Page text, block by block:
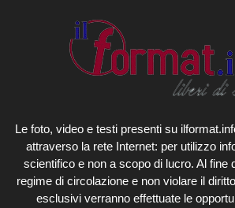
Le foto, video e testi presenti su
attraverso la rete Internet: per utilizzo
scientifico e non a scopo di lucro. Al fine
regime di circolazione e non violare il
esclusivi verranno effettuate le